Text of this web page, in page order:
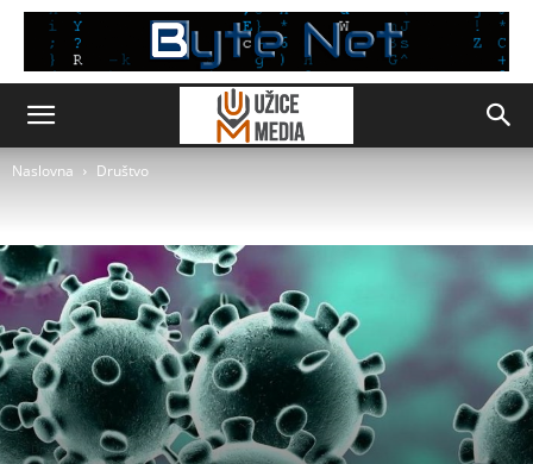
Naslovna Društvo
Društvo